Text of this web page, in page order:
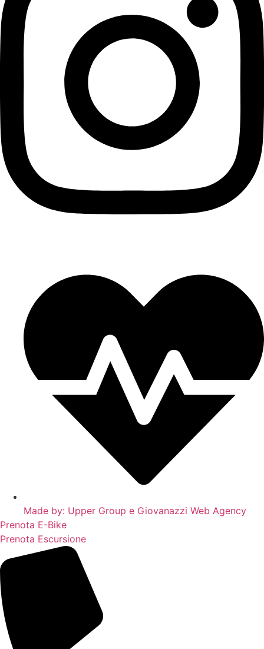
Made by: Upper Group e Giovanazzi Web Agency
Prenota E-Bike
Prenota Escursione